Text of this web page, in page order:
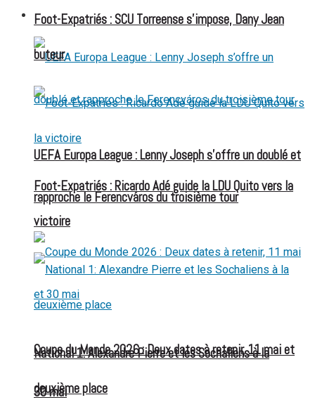
FOOT EXPATRIÉS
UEFA Europa League : Lenny Joseph s’offre un doublé et
rapproche le Ferencváros du troisième tour
Coupe du Monde 2026 : Deux dates à retenir, 11 mai et
30 mai
Foot-Expatriés : SCU Torreense s’impose, Dany Jean
buteur
Foot-Expatriés : Ricardo Adé guide la LDU Quito vers la
victoire
National 1: Alexandre Pierre et les Sochaliens à la
deuxième place